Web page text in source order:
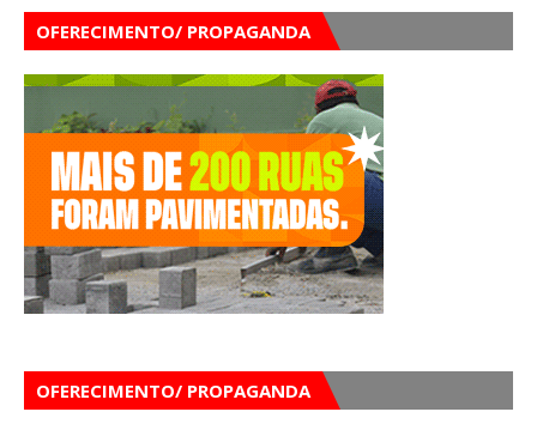
OFERECIMENTO/ PROPAGANDA
OFERECIMENTO/ PROPAGANDA